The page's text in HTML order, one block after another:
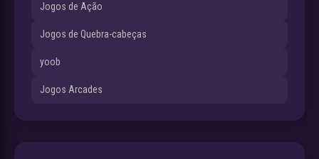
Jogos de Ação
Jogos de Quebra-cabeças
yoob
Jogos Arcades